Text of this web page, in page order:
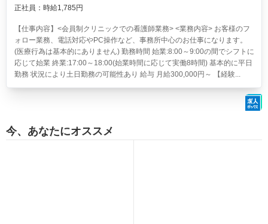
正社員：時給1,785円
【仕事内容】<会員制クリニックでの看護師業務> <業務内容> お客様のフ
ォロー業務、電話対応やPC操作など、事務所中心のお仕事になります。
(医療行為は基本的にありません) 勤務時間 始業:8:00～9:00の間でシフトに
応じて始業 終業:17:00～18:00(始業時間に応じて実働8時間) 基本的に平日
勤務 状況により土日勤務の可能性あり 給与 月給300,000円～ 【経験...
今、あなたにオススメ